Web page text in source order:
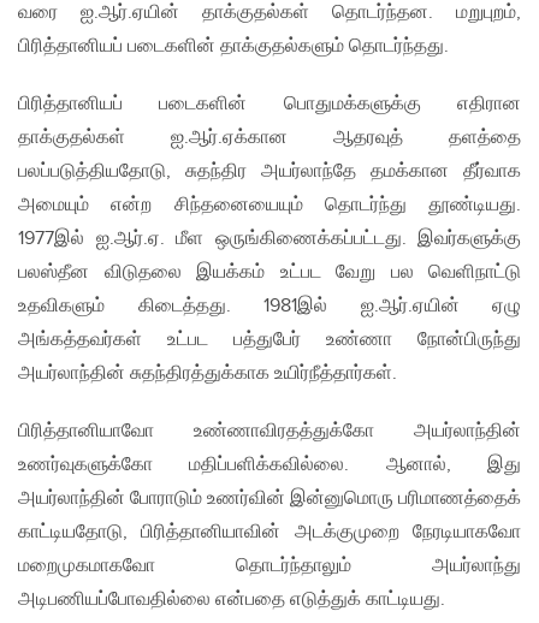
வரை ஐ.ஆர்.ஏயின் தாக்குதல்கள் தொடர்ந்தன. மறுபுறம்,
பிரித்தானியப் படைகளின் தாக்குதல்களும் தொடர்ந்தது.
பிரித்தானியப் படைகளின் பொதுமக்களுக்கு எதிரான
தாக்குதல்கள் ஐ.ஆர்.ஏக்கான ஆதரவுத் தளத்தை
பலப்படுத்தியதோடு, சுதந்திர அயர்லாந்தே தமக்கான தீர்வாக
அமையும் என்ற சிந்தனையையும் தொடர்ந்து தூண்டியது.
1977இல் ஐ.ஆர்.ஏ. மீள ஒருங்கிணைக்கப்பட்டது. இவர்களுக்கு
பலஸ்தீன விடுதலை இயக்கம் உட்பட வேறு பல வெளிநாட்டு
உதவிகளும் கிடைத்தது. 1981இல் ஐ.ஆர்.ஏயின் ஏழு
அங்கத்தவர்கள் உட்பட பத்துபேர் உண்ணா நோன்பிருந்து
அயர்லாந்தின் சுதந்திரத்துக்காக உயிர்நீத்தார்கள்.
பிரித்தானியாவோ உண்ணாவிரதத்துக்கோ அயர்லாந்தின்
உணர்வுகளுக்கோ மதிப்பளிக்கவில்லை. ஆனால், இது
அயர்லாந்தின் போராடும் உணர்வின் இன்னுமொரு பரிமாணத்தைக்
காட்டியதோடு, பிரித்தானியாவின் அடக்குமுறை நேரடியாகவோ
மறைமுகமாகவோ தொடர்ந்தாலும் அயர்லாந்து
அடிபணியப்போவதில்லை என்பதை எடுத்துக் காட்டியது.